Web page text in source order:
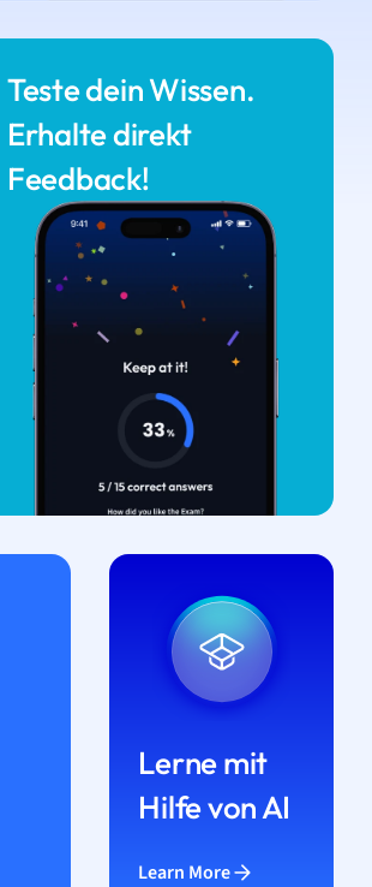
Teste dein Wissen.
Erhalte direkt
Feedback!
Lerne mit
Hilfe von AI
Learn More